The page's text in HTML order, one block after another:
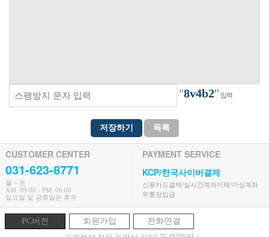
"8v4b2" 입력
저장하기 목록
CUSTOMER CENTER
031-623-8771
월 ~ 토
AM. 09:00 - PM. 06:00
일요일 및 공휴일은 휴무
PAYMENT SERVICE
KCP/한국사이버결제
신용카드결제/실시간계좌이체/가상계좌
무통장입금
PC버전 회원가입
전화연결